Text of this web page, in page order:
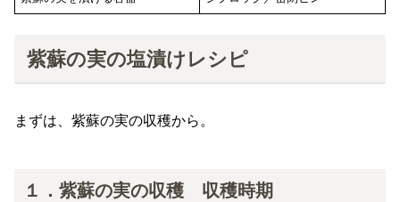
​紫蘇の実の塩漬けレシピ
まずは、紫蘇の実の収穫から。
１．紫蘇の実の収穫 収穫時期